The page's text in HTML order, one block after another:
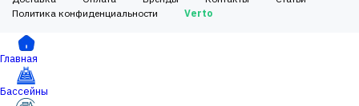
Политика конфиденциальности
Verto
Главная
Бассейны